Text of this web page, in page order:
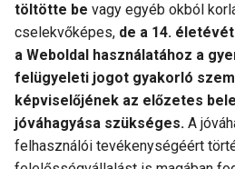
töltötte be vagy egyéb okból
cselekvőképes, de a 14.
a Weboldal használatához a
felügyeleti jogot gyakorló
képviselőjének az előzetes
jóváhagyása szükséges. A
felhasználói tevékenységéért